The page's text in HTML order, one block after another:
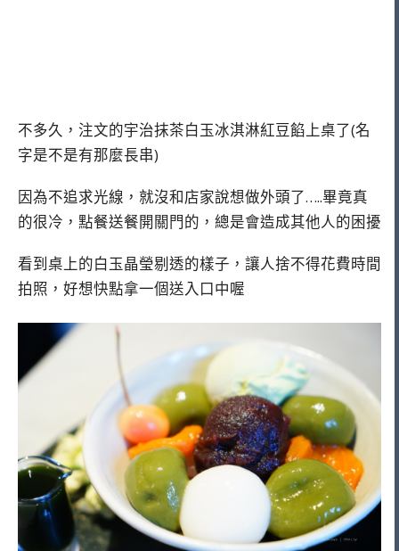
不多久，注文的宇治抹茶白玉冰淇淋紅豆餡上桌了(名
字是不是有那麼長串)
因為不追求光線，就沒和店家說想做外頭了…..畢竟真
的很冷，點餐送餐開關門的，總是會造成其他人的困擾
看到桌上的白玉晶瑩剔透的樣子，讓人捨不得花費時間
拍照，好想快點拿一個送入口中喔